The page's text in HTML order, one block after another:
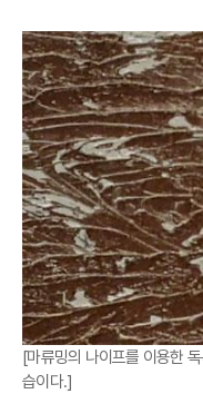
[마류밍의 나이프를 이용한
습이다.]